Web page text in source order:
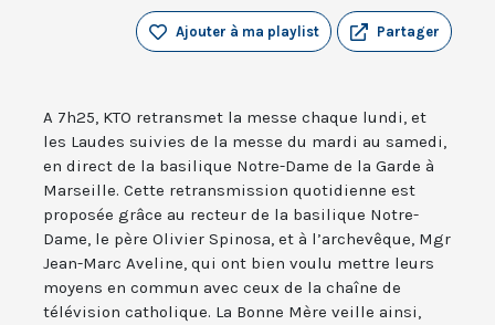
Partager
Ajouter à ma playlist
A 7h25, KTO retransmet la messe chaque lundi, et
les Laudes suivies de la messe du mardi au samedi,
en direct de la basilique Notre-Dame de la Garde à
Marseille. Cette retransmission quotidienne est
proposée grâce au recteur de la basilique Notre-
Dame, le père Olivier Spinosa, et à l’archevêque, Mgr
Jean-Marc Aveline, qui ont bien voulu mettre leurs
moyens en commun avec ceux de la chaîne de
télévision catholique. La Bonne Mère veille ainsi,